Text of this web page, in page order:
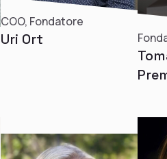
COO, Fondatore
Uri Ort